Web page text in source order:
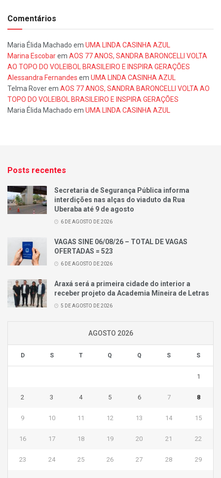
Comentários
Maria Élida Machado em UMA LINDA CASINHA AZUL
Marina Escobarem AOS 77 ANOS, SANDRA BARONCELLI VOLTA
AO TOPO DO VOLEIBOL BRASILEIRO E INSPIRA GERAÇÕES
Alessandra Fernandes em UMA LINDA CASINHA AZUL
Telma Roverem AOS 77 ANOS, SANDRA BARONCELLI VOLTA AO
TOPO DO VOLEIBOL BRASILEIRO E INSPIRA GERAÇÕES
Maria Élida Machado em UMA LINDA CASINHA AZUL
Posts recentes
Secretaria de Segurança Pública informa
interdições nas alças do viaduto da Rua
Uberaba até 9 de agosto
6 DE AGOSTO DE 2026
VAGAS SINE 06/08/26 – TOTAL DE VAGAS
OFERTADAS = 523
6 DE AGOSTO DE 2026
Araxá será a primeira cidade do interior a
receber projeto da Academia Mineira de Letras
5 DE AGOSTO DE 2026
AGOSTO 2026
D S T Q Q S S
1
2 3 4 5 6 7 8
9 10 11 12 13 14 15
16 17 18 19 20 21 22
23 24 25 26 27 28 29